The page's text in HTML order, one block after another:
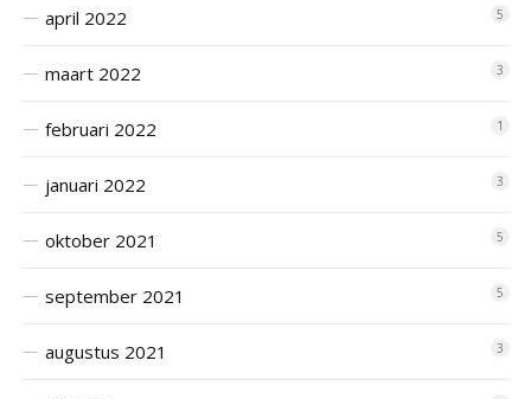
april 2022 5
maart 2022 3
februari 2022 1
januari 2022 3
oktober 2021 5
september 2021 5
augustus 2021 3